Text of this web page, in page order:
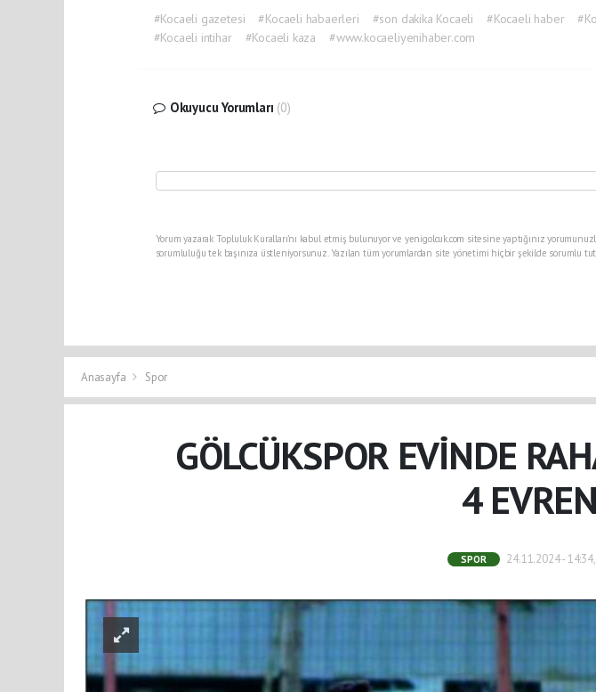
#Kocaeli gazetesi #Kocaeli habaerleri #son dakika Kocaeli #Kocaeli haber
#Kocaeli intihar
#Kocaeli kaza #www.kocaeliyenihaber.com
Okuyucu Yorumları (0)
Yorum yazarak Topluluk Kuralları’nı kabul etmiş bulunuyor ve yenigolcuk.com sitesine yaptığınız
sorumluluğu tek başınıza üstleniyorsunuz. Yazılan tüm yorumlardan site yönetimi hiçbir şekilde sorumlu
Anasayfa Spor
GÖLCÜKSPOR EVİNDE
4
SPOR 24.11.2024 -